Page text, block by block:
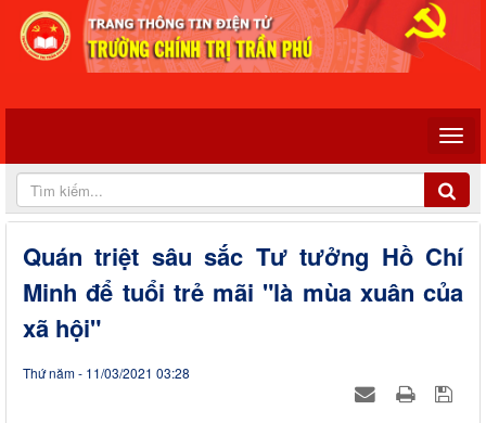
Quán triệt sâu sắc Tư tưởng Hồ Chí
Minh để tuổi trẻ mãi "là mùa xuân của
xã hội"
Thứ năm - 11/03/2021 03:28